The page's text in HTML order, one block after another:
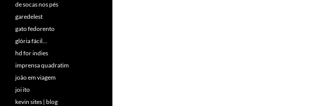
de socas nos pés
garedelest
gato fedorento
glória fácil…
hd for indies
imprensa quadratim
joão em viagem
joi ito
kevin sites | blog